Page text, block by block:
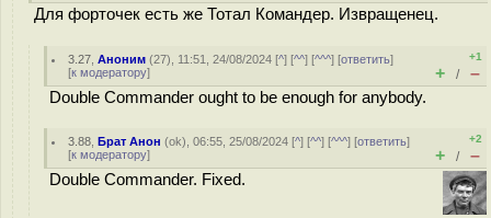
Для форточек есть же Тотал Командер. Извращенец.
3.27 ,Аноним (27), 11:51, 24/08/2024 [^] [^^] [^^^] [ответить]
[к модератору]
+1
+ / –
Double Commander ought to be enough for anybody.
3.88 ,Брат Анон (ok), 06:55, 25/08/2024 [^] [^^] [^^^] [ответить]
[к модератору]
+2
+ / –
Double Commander. Fixed.